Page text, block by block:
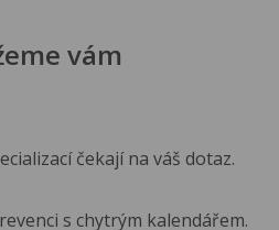
vám
čekají na váš dotaz.
s chytrým kalendářem.